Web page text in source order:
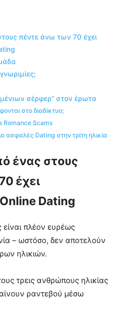
πέντε άνω των 70 έχει
σέρφερ” στον έρωτα
στο διαδίκτυο;
Romance Scams
ασφαλές Dating στην τρίτη ηλικία
ένας στους
έχει
Dating
είναι πλέον ευρέως
– ωστόσο, δεν αποτελούν
ηλικιών.
τρεις ανθρώπους ηλικίας
ραντεβού μέσω